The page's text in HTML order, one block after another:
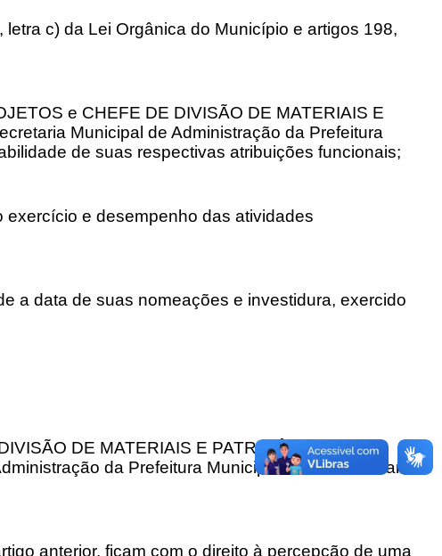
c) da Lei Orgânica do Município e artigos 198,
e CHEFE DE DIVISÃO DE MATERIAIS E
Municipal de Administração da Prefeitura
de suas respectivas atribuições funcionais;
e desempenho das atividades
a data de suas nomeações e investidura, exercido
DE MATERIAIS E PATRIMÔNIO, lotados
da Prefeitura Municipal de Montes Claros
anterior, ficam com o direito à percepção de uma